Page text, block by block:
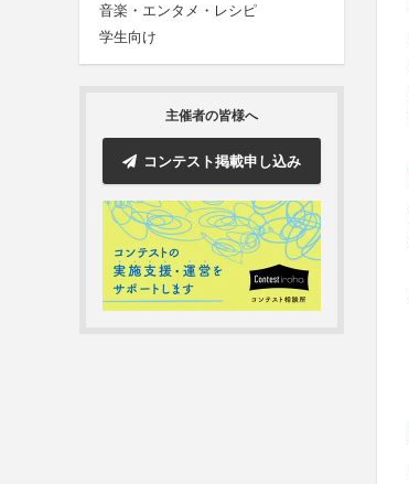
音楽・エンタメ・レシピ
学生向け
主催者の皆様へ
コンテスト掲載申し込み